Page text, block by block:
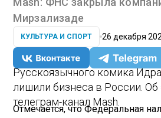
Мирзализаде
КУЛЬТУРА И СПОРТ 26 декабря
Русскоязычного комика
лишили бизнеса в России. Об
телеграм-канал Mash.
Отмечается, что Федеральная